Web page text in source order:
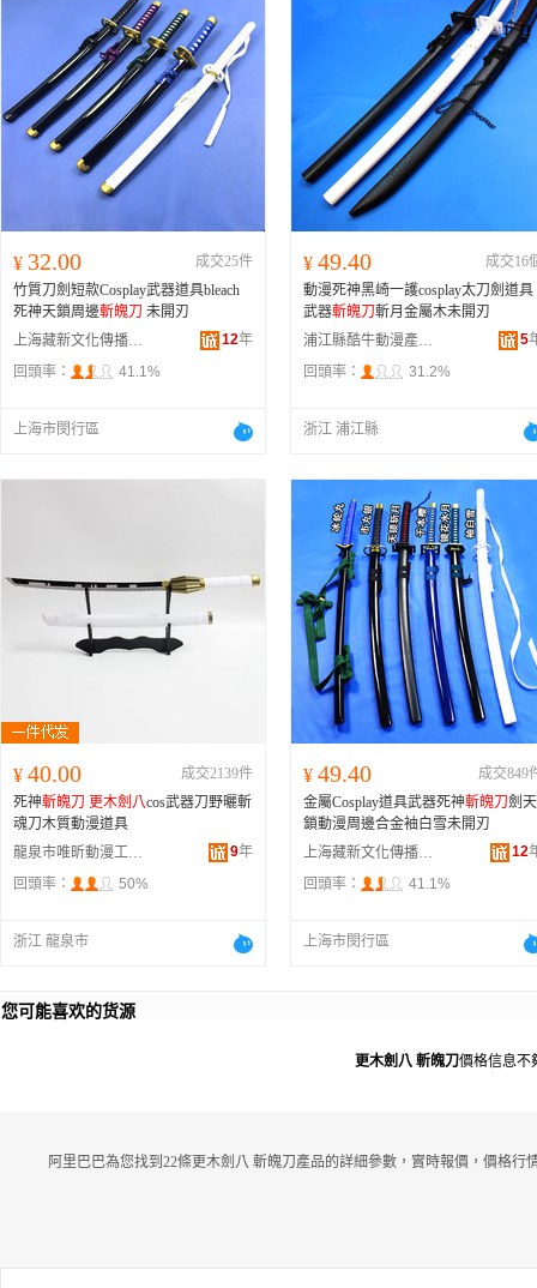
¥ 32.00
成交25件
竹質刀劍短款Cosplay武器道具bleach
死神天鎖周邊斬魄刀 未開刃
上海藏新文化傳播有限公司
12年
回頭率：
41.1%
上海市閔行區
¥ 49.40
成交16
動漫死神黑崎一護cosplay太刀劍道具
武器斬魄刀斬月金屬木未開刃
浦江縣酷牛動漫產品有限公司
5
回頭率：
31.2%
浙江 浦江縣
¥ 40.00
成交2139件
死神斬魄刀 更木劍八cos武器刀野曬斬
魂刀木質動漫道具
龍泉市唯昕動漫工作室
9年
回頭率：
50%
浙江 龍泉市
¥ 49.40
成交849
金屬Cosplay道具武器死神斬魄刀劍天
鎖動漫周邊合金袖白雪未開刃
上海藏新文化傳播有限公司
12
回頭率：
41.1%
上海市閔行區
您可能喜欢的货源
更木劍八 斬魄刀價格信息不
阿里巴巴為您找到22條更木劍八 斬魄刀產品的詳細參數，實時報價，價格行